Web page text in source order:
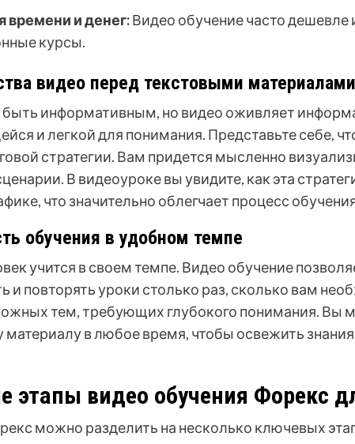
времени и денег:Видео обучение часто дешевле
курсы.
видео перед текстовыми материалами
информативным, но видео оживляет
и легкой для понимания. Представьте себе,
стратегии. Вам придется мысленно
В видеоуроке вы увидите, как эта
что значительно облегчает процесс
обучения в удобном темпе
учится в своем темпе. Видео обучение
и повторять уроки столько раз, сколько вам
тем, требующих глубокого понимания. Вы
в любое время, чтобы освежить
этапы видео обучения Форекс
можно разделить на несколько ключевых